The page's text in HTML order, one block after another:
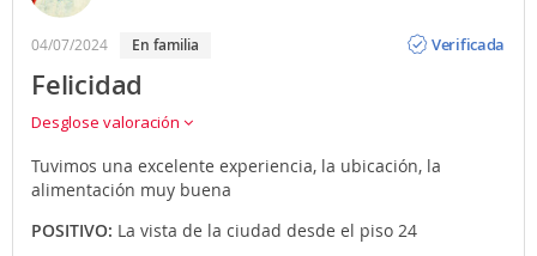
04/07/2024 En familia
Verificada
Felicidad
Desglose valoración
Tuvimos una excelente experiencia, la ubicación, la
alimentación muy buena
POSITIVO: La vista de la ciudad desde el piso 24